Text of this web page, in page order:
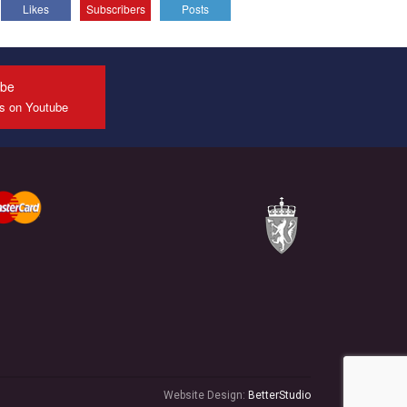
All you have to do is to press "Like" below the
Эмоционально сильный ролик от команды "Гей-
конкурсе международной организации PACT на
развития организации.
дискриминацией на почве СОГИ в Украине.
Все, что вам нужно сделать - это зайти на наш
канал YouTube по этой ссылке и поставить лайк
Likes Subscribers Posts
on Youtube
Website Design: BetterStudio